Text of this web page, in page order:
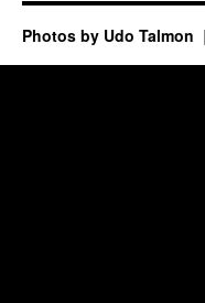
Photos by Udo Talmon